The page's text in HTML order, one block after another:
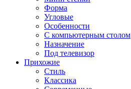
Форма
Угловые
Особенности
С компьютерным столом
Назначение
Под телевизор
Прихожие
Стиль
Классика